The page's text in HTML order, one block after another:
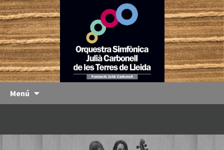
OJC
Orquestra
Simfònica
Julià
Carbonell
de les
Terres de
Lleida
Menú